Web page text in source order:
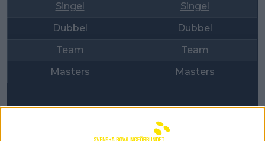
Singel
Singel
Dubbel
Dubbel
Team
Team
Masters
Masters